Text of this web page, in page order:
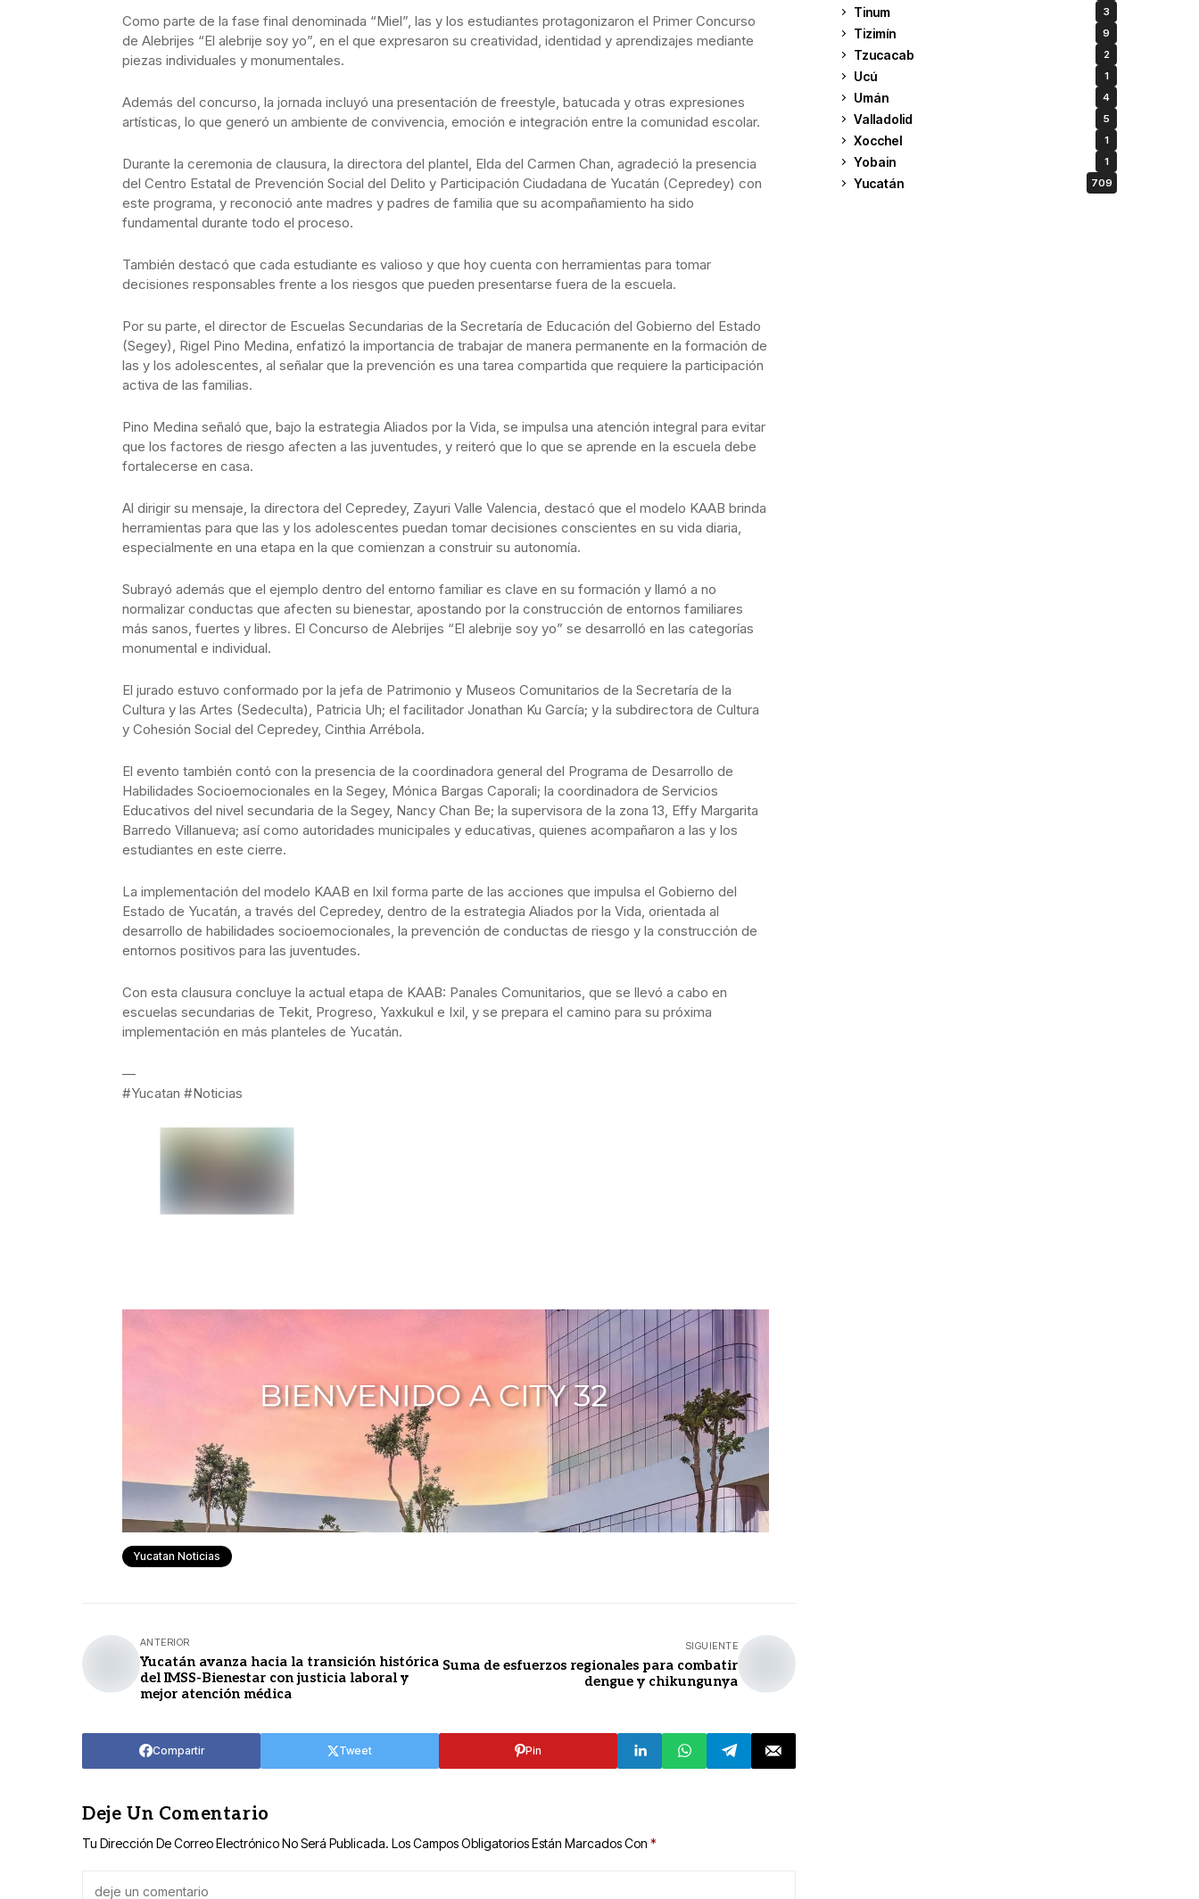
Como parte de la fase final denominada “Miel”, las y los estudiantes protagonizaron el Primer Concurso
de Alebrijes “El alebrije soy yo”, en el que expresaron su creatividad, identidad y aprendizajes mediante
piezas individuales y monumentales.
Además del concurso, la jornada incluyó una presentación de freestyle, batucada y otras expresiones
artísticas, lo que generó un ambiente de convivencia, emoción e integración entre la comunidad escolar.
Durante la ceremonia de clausura, la directora del plantel, Elda del Carmen Chan, agradeció la presencia
del Centro Estatal de Prevención Social del Delito y Participación Ciudadana de Yucatán (Cepredey) con
este programa, y reconoció ante madres y padres de familia que su acompañamiento ha sido
fundamental durante todo el proceso.
También destacó que cada estudiante es valioso y que hoy cuenta con herramientas para tomar
decisiones responsables frente a los riesgos que pueden presentarse fuera de la escuela.
Por su parte, el director de Escuelas Secundarias de la Secretaría de Educación del Gobierno del Estado
(Segey), Rigel Pino Medina, enfatizó la importancia de trabajar de manera permanente en la formación de
las y los adolescentes, al señalar que la prevención es una tarea compartida que requiere la participación
activa de las familias.
Pino Medina señaló que, bajo la estrategia Aliados por la Vida, se impulsa una atención integral para evitar
que los factores de riesgo afecten a las juventudes, y reiteró que lo que se aprende en la escuela debe
fortalecerse en casa.
Al dirigir su mensaje, la directora del Cepredey, Zayuri Valle Valencia, destacó que el modelo KAAB brinda
herramientas para que las y los adolescentes puedan tomar decisiones conscientes en su vida diaria,
especialmente en una etapa en la que comienzan a construir su autonomía.
Subrayó además que el ejemplo dentro del entorno familiar es clave en su formación y llamó a no
normalizar conductas que afecten su bienestar, apostando por la construcción de entornos familiares
más sanos, fuertes y libres. El Concurso de Alebrijes “El alebrije soy yo” se desarrolló en las categorías
monumental e individual.
El jurado estuvo conformado por la jefa de Patrimonio y Museos Comunitarios de la Secretaría de la
Cultura y las Artes (Sedeculta), Patricia Uh; el facilitador Jonathan Ku García; y la subdirectora de Cultura
y Cohesión Social del Cepredey, Cinthia Arrébola.
El evento también contó con la presencia de la coordinadora general del Programa de Desarrollo de
Habilidades Socioemocionales en la Segey, Mónica Bargas Caporali; la coordinadora de Servicios
Educativos del nivel secundaria de la Segey, Nancy Chan Be; la supervisora de la zona 13, Effy Margarita
Barredo Villanueva; así como autoridades municipales y educativas, quienes acompañaron a las y los
estudiantes en este cierre.
La implementación del modelo KAAB en Ixil forma parte de las acciones que impulsa el Gobierno del
Estado de Yucatán, a través del Cepredey, dentro de la estrategia Aliados por la Vida, orientada al
desarrollo de habilidades socioemocionales, la prevención de conductas de riesgo y la construcción de
entornos positivos para las juventudes.
Con esta clausura concluye la actual etapa de KAAB: Panales Comunitarios, que se llevó a cabo en
escuelas secundarias de Tekit, Progreso, Yaxkukul e Ixil, y se prepara el camino para su próxima
implementación en más planteles de Yucatán.
—
#Yucatan #Noticias
Yucatan Noticias
ANTERIOR
Yucatán avanza hacia la transición histórica
del IMSS-Bienestar con justicia laboral y
mejor atención médica
SIGUIENTE
Suma de esfuerzos regionales para combatir
dengue y chikungunya
Compartir Tweet Pin
Deje Un Comentario
Tu Dirección De Correo Electrónico No Será Publicada. Los Campos Obligatorios Están Marcados Con *
Tinum 3
Tizimín 9
Tzucacab 2
Ucú 1
Umán 4
Valladolid 5
Xocchel 1
Yobain 1
Yucatán 709